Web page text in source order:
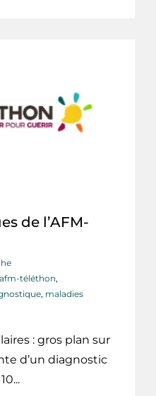
de l’AFM-
afm-téléthon,
, maladies
: gros plan sur
d’un diagnostic